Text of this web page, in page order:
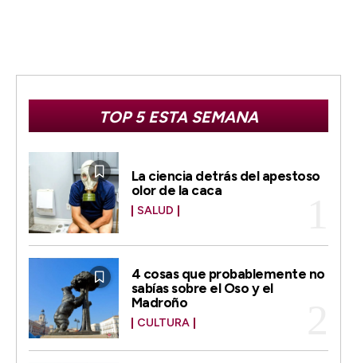
TOP 5 ESTA SEMANA
La ciencia detrás del apestoso
olor de la caca
SALUD
4 cosas que probablemente no
sabías sobre el Oso y el
Madroño
CULTURA